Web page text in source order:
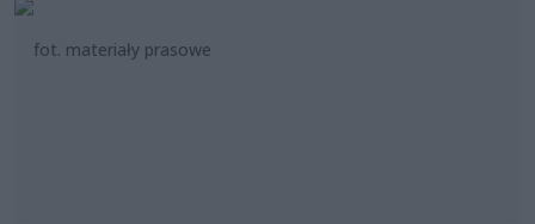
fot. materiały prasowe